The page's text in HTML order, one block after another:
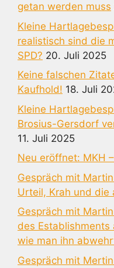
getan werden muss
Kleine
realistisch sind die
SPD? 20. Juli 2025
Keine falschen
Kaufhold! 18. Juli
Kleine
Brosius-Gersdorf
11. Juli 2025
Neu eröffnet: MKH
Gespräch mit
Urteil, Krah und die
Gespräch mit
des Establishments
wie man ihn
Gespräch mit